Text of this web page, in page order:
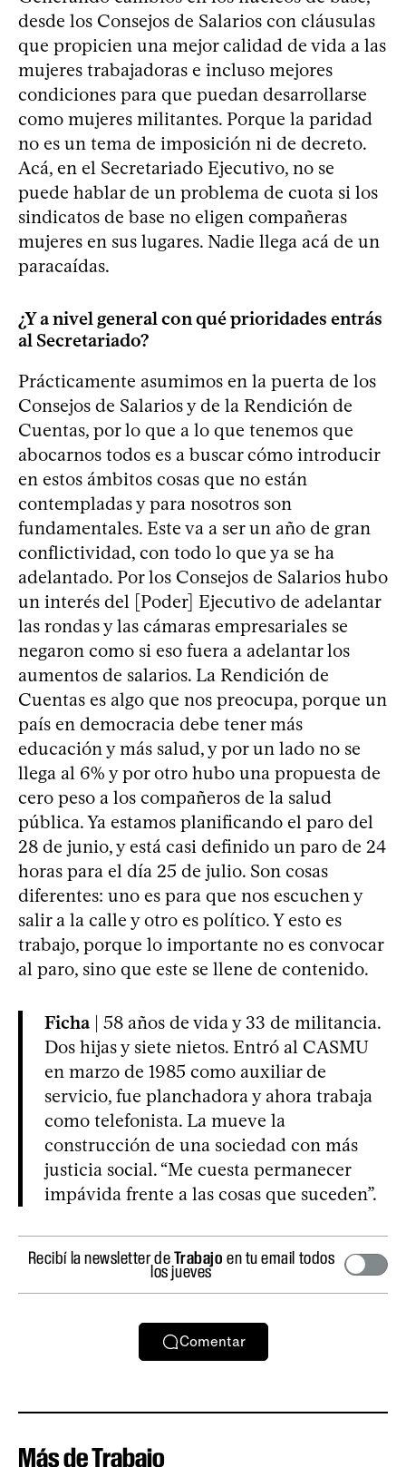
desde los Consejos de Salarios con cláusulas
que propicien una mejor calidad de vida a las
mujeres trabajadoras e incluso mejores
condiciones para que puedan desarrollarse
como mujeres militantes. Porque la paridad
no es un tema de imposición ni de decreto.
Acá, en el Secretariado Ejecutivo, no se
puede hablar de un problema de cuota si los
sindicatos de base no eligen compañeras
mujeres en sus lugares. Nadie llega acá de un
paracaídas.
¿Y a nivel general con qué prioridades entrás
al Secretariado?
Prácticamente asumimos en la puerta de los
Consejos de Salarios y de la Rendición de
Cuentas, por lo que a lo que tenemos que
abocarnos todos es a buscar cómo introducir
en estos ámbitos cosas que no están
contempladas y para nosotros son
fundamentales. Este va a ser un año de gran
conflictividad, con todo lo que ya se ha
adelantado. Por los Consejos de Salarios hubo
un interés del [Poder] Ejecutivo de adelantar
las rondas y las cámaras empresariales se
negaron como si eso fuera a adelantar los
aumentos de salarios. La Rendición de
Cuentas es algo que nos preocupa, porque un
país en democracia debe tener más
educación y más salud, y por un lado no se
llega al 6% y por otro hubo una propuesta de
cero peso a los compañeros de la salud
pública. Ya estamos planificando el paro del
28 de junio, y está casi definido un paro de 24
horas para el día 25 de julio. Son cosas
diferentes: uno es para que nos escuchen y
salir a la calle y otro es político. Y esto es
trabajo, porque lo importante no es convocar
al paro, sino que este se llene de contenido.
Ficha | 58 años de vida y 33 de militancia.
Dos hijas y siete nietos. Entró al CASMU
en marzo de 1985 como auxiliar de
servicio, fue planchadora y ahora trabaja
como telefonista. La mueve la
construcción de una sociedad con más
justicia social. “Me cuesta permanecer
impávida frente a las cosas que suceden”.
Recibí la newsletter deTrabajo en tu email todos
los jueves
Comentar
Más de Trabajo